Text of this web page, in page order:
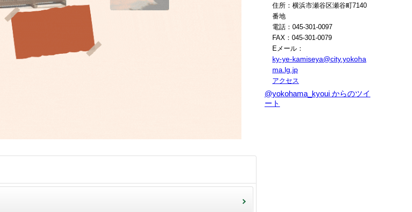
住所：横浜市瀬谷区瀬谷町7140
番地
電話：045-301-0097
FAX：045-301-0079
Eメール：
ky-ye-kamiseya@city.yokoha
ma.lg.jp
アクセス
@yokohama_kyoui からのツイ
ート